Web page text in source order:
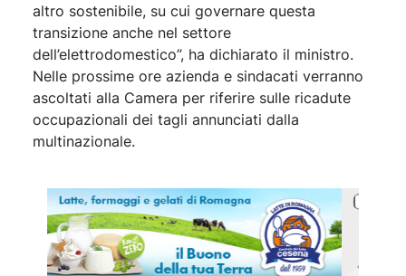
altro sostenibile, su cui governare questa
transizione anche nel settore
dell’elettrodomestico”, ha dichiarato il ministro.
Nelle prossime ore azienda e sindacati verranno
ascoltati alla Camera per riferire sulle ricadute
occupazionali dei tagli annunciati dalla
multinazionale.